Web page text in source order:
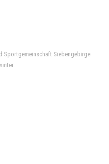
Sportgemeinschaft Siebengebirge